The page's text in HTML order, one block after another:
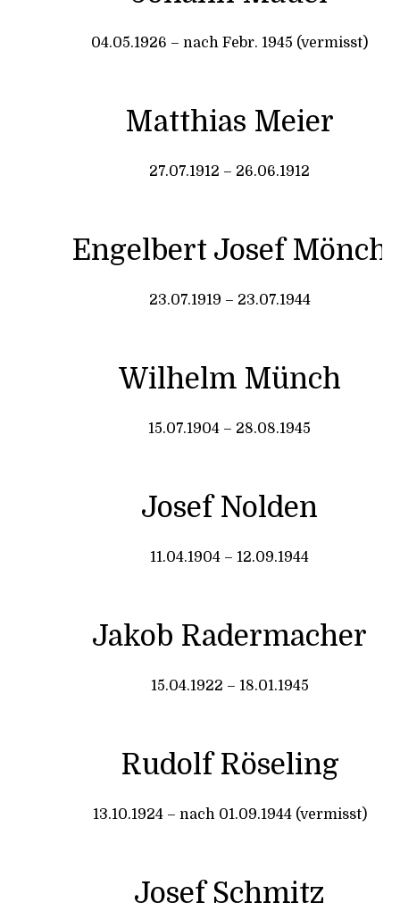
04.05.1926 – nach Febr. 1945 (vermisst)
Matthias Meier
27.07.1912 – 26.06.1912
Engelbert Josef Mönch
23.07.1919 – 23.07.1944
Wilhelm Münch
15.07.1904 – 28.08.1945
Josef Nolden
11.04.1904 – 12.09.1944
Jakob Radermacher
15.04.1922 – 18.01.1945
Rudolf Röseling
13.10.1924 – nach 01.09.1944 (vermisst)
Josef Schmitz